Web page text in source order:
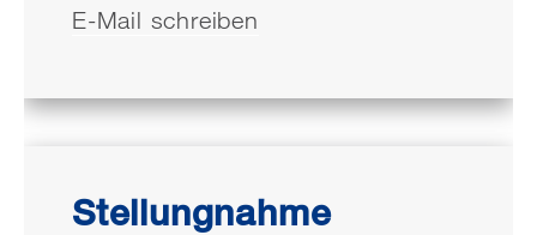
E-Mail schreiben
Stellungnahme